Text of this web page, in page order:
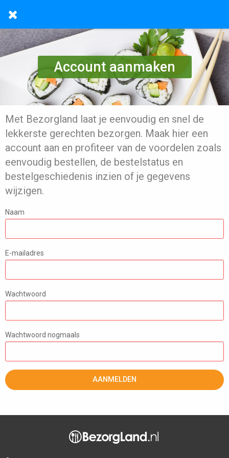
Account aanmaken
Met Bezorgland laat je eenvoudig en snel de
lekkerste gerechten bezorgen. Maak hier een
account aan en profiteer van de voordelen zoals
eenvoudig bestellen, de bestelstatus en
bestelgeschiedenis inzien of je gegevens
wijzigen.
Naam
E-mailadres
Wachtwoord
Wachtwoord nogmaals
AANMELDEN